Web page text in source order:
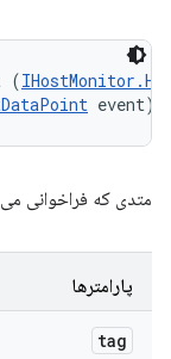
(
event)
متدی که فراخوانی
پارامترها
tag